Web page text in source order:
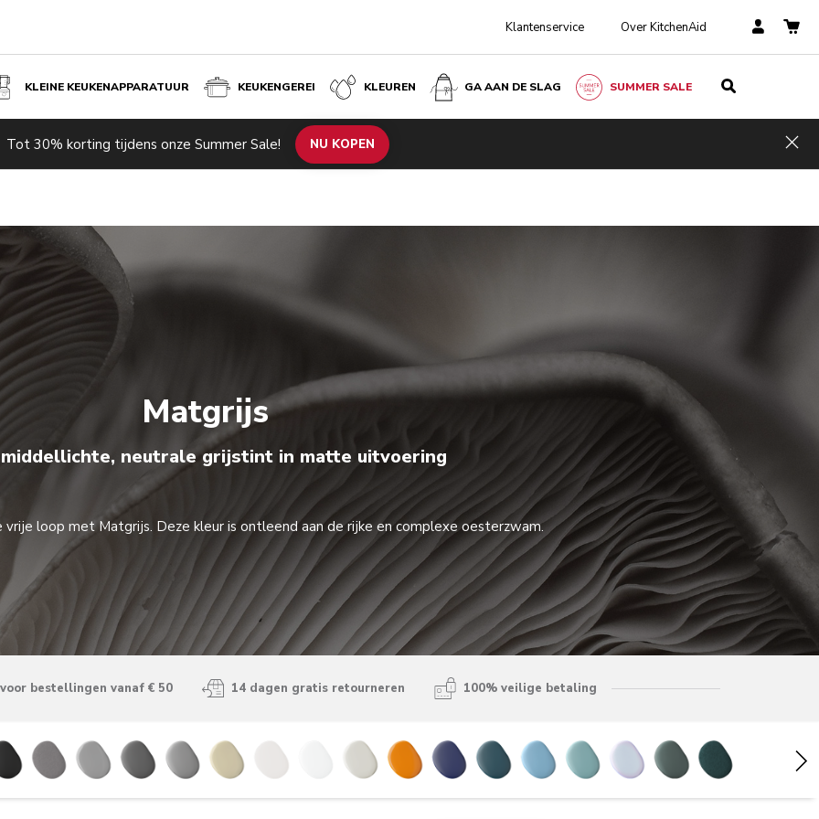
Klantenservice Over KitchenAid
KLEINE KEUKENAPPARATUUR KEUKENGEREI KLEUREN GA AAN DE SLAG SUMMER SALE
Tot 30% korting tijdens onze Summer Sale! NU KOPEN
Matgrijs
neutrale grijstint in matte uitvoering
loop met Matgrijs. Deze kleur is ontleend aan de rijke en complexe oesterzwam.
bestellingen vanaf € 50 14 dagen gratis retourneren 100% veilige betaling